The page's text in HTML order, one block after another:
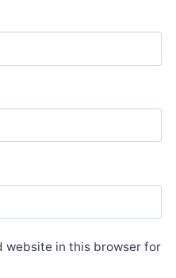
website in this browser for